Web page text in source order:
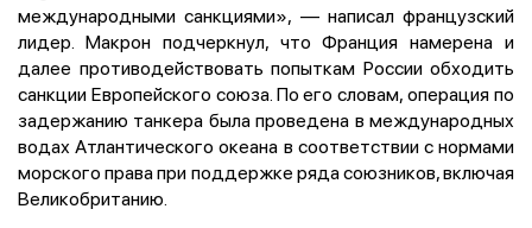
международными санкциями», — написал французский
лидер. Макрон подчеркнул, что Франция намерена и
далее противодействовать попыткам России обходить
санкции Европейского союза. По его словам, операция по
задержанию танкера была проведена в международных
водах Атлантического океана в соответствии с нормами
морского права при поддержке ряда союзников, включая
Великобританию.